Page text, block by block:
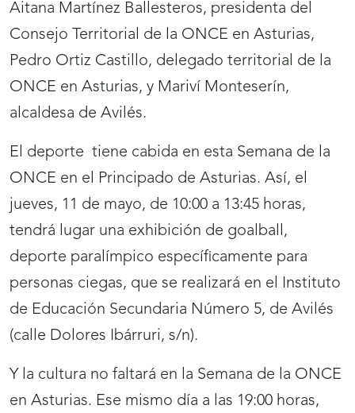
Aitana Martínez Ballesteros, presidenta del
Consejo Territorial de la ONCE en Asturias,
Pedro Ortiz Castillo, delegado territorial de la
ONCE en Asturias, y Mariví Monteserín,
alcaldesa de Avilés.
El deporte tiene cabida en esta Semana de la
ONCE en el Principado de Asturias. Así, el
jueves, 11 de mayo, de 10:00 a 13:45 horas,
tendrá lugar una exhibición de goalball,
deporte paralímpico específicamente para
personas ciegas, que se realizará en el Instituto
de Educación Secundaria Número 5, de Avilés
(calle Dolores Ibárruri, s/n).
Y la cultura no faltará en la Semana de la ONCE
en Asturias. Ese mismo día a las 19:00 horas,